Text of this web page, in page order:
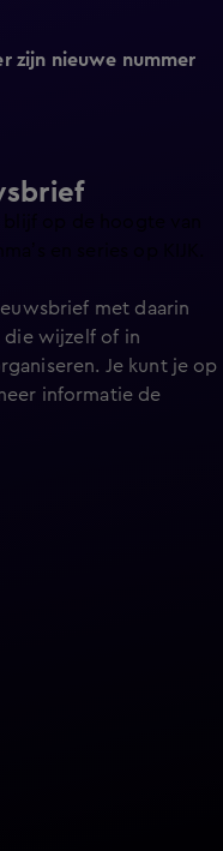
zijn nieuwe nummer
op de hoogte van
met daarin
die wijzelf of in
Je kunt je op
informatie de